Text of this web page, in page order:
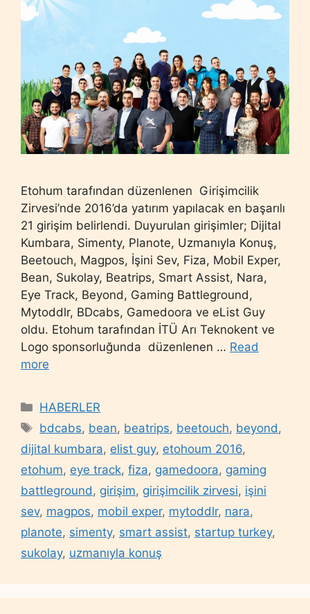
Etohum tarafından düzenlenen Girişimcilik
Zirvesi’nde 2016’da yatırım yapılacak en başarılı
21 girişim belirlendi. Duyurulan girişimler; Dijital
Kumbara, Simenty, Planote, Uzmanıyla Konuş,
Beetouch, Magpos, İşini Sev, Fiza, Mobil Exper,
Bean, Sukolay, Beatrips, Smart Assist, Nara,
Eye Track, Beyond, Gaming Battleground,
Mytoddlr, BDcabs, Gamedoora ve eList Guy
oldu. Etohum tarafından İTÜ Arı Teknokent ve
Logo sponsorluğunda düzenlenen … Read
more
Categories
HABERLER
Tags
bdcabs, bean, beatrips, beetouch, beyond ,
dijital kumbara, elist guy, etohoum 2016,
etohum, eye track, fiza, gamedoora, gaming
battleground , girişim, girişimcilik zirvesi, işini
sev, magpos, mobil exper, mytoddlr, nara,
planote, simenty, smart assist, startup turkey,
sukolay, uzmanıyla konuş